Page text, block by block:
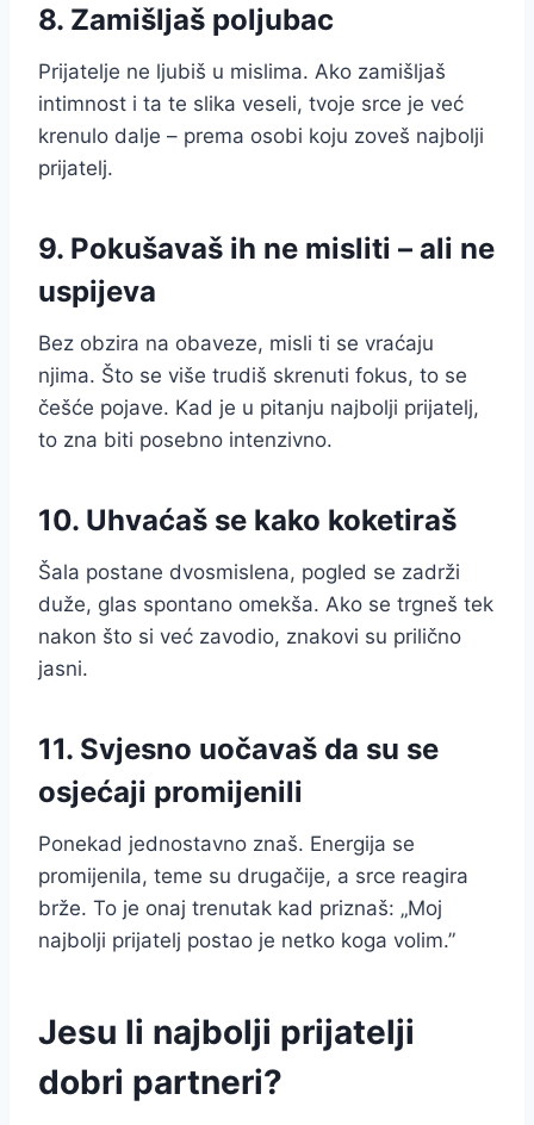
8. Zamišljaš poljubac
Prijatelje ne ljubiš u mislima. Ako zamišljaš
intimnost i ta te slika veseli, tvoje srce je već
krenulo dalje – prema osobi koju zoveš najbolji
prijatelj.
9. Pokušavaš ih ne misliti – ali ne
uspijeva
Bez obzira na obaveze, misli ti se vraćaju
njima. Što se više trudiš skrenuti fokus, to se
češće pojave. Kad je u pitanju najbolji prijatelj,
to zna biti posebno intenzivno.
10. Uhvaćaš se kako koketiraš
Šala postane dvosmislena, pogled se zadrži
duže, glas spontano omekša. Ako se trgneš tek
nakon što si već zavodio, znakovi su prilično
jasni.
11. Svjesno uočavaš da su se
osjećaji promijenili
Ponekad jednostavno znaš. Energija se
promijenila, teme su drugačije, a srce reagira
brže. To je onaj trenutak kad priznaš: „Moj
najbolji prijatelj postao je netko koga volim.”
Jesu li najbolji prijatelji
dobri partneri?